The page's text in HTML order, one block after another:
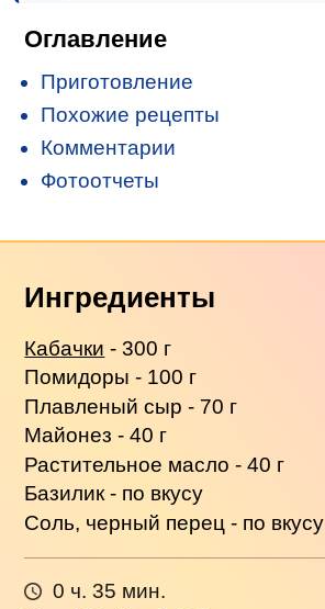
Оглавление
Приготовление
Похожие рецепты
Комментарии
Фотоотчеты
Ингредиенты
Кабачки - 300 г
Помидоры - 100 г
Плавленый сыр - 70 г
Майонез - 40 г
Растительное масло - 40 г
Базилик - по вкусу
Соль, черный перец - по вкусу
0 ч. 35 мин.